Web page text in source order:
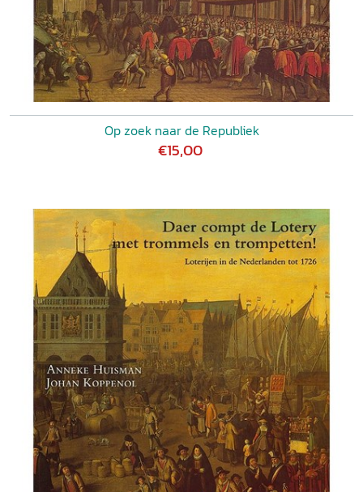
Op zoek naar de Republiek
€15,00